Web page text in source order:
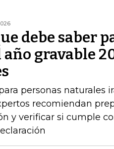
debe saber
gravable
personas naturales
recomiendan
y verificar si cumple